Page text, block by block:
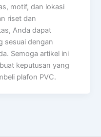
motif, dan lokasi
riset dan
Anda dapat
sesuai dengan
Semoga artikel ini
keputusan yang
plafon PVC.